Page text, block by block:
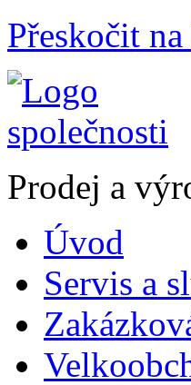
Přeskočit
Prodej a
Úvod
Servis a